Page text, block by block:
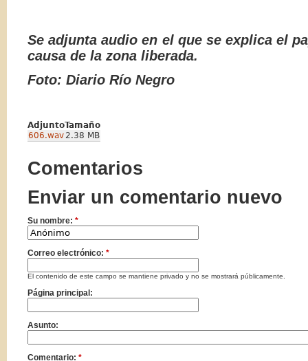
Se adjunta audio en el que se explica el
causa de la zona liberada.
Foto: Diario Río Negro
AdjuntoTamaño
606.wav 2.38 MB
Comentarios
Enviar un comentario nuevo
Su nombre: *
Correo electrónico: *
El contenido de este campo se mantiene privado y no se mostrará públicamente.
Página principal:
Asunto:
Comentario: *